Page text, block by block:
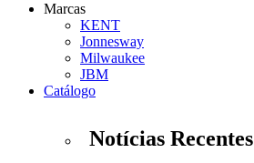
Marcas
KENT
Jonnesway
Milwaukee
JBM
Catálogo
Notícias Recentes